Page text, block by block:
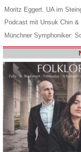
Moritz Eggert. UA im
Podcast mit Unsuk Chin
Münchner Symphoniker: